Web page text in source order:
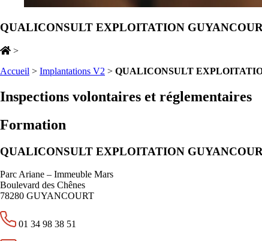
QUALICONSULT EXPLOITATION
>
Accueil > Implantations V2 > QUALICONSULT
Inspections volontaires et réglementaires
Formation
QUALICONSULT EXPLOITATION
Parc Ariane – Immeuble Mars
Boulevard des Chênes
78280 GUYANCOURT
01 34 98 38 51